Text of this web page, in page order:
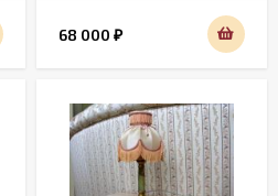
68 000 ₽